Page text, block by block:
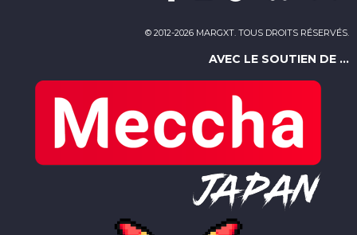
© 2012-2026 MARGXT. TOUS DROITS RÉSERVÉS.
AVEC LE SOUTIEN DE ...